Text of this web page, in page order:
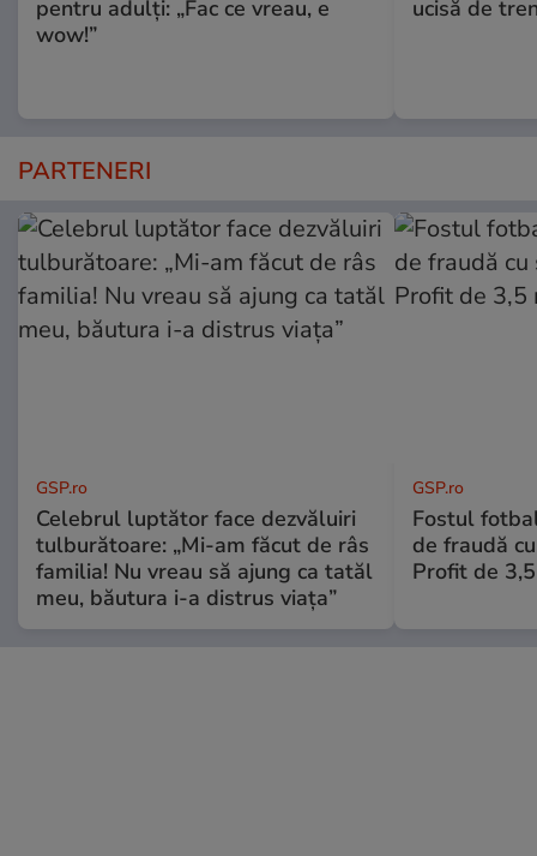
pentru adulți: „Fac ce vreau, e
wow!”
ucisă de
PARTENERI
GSP.ro
Celebrul luptător face dezvăluiri
tulburătoare: „Mi-am făcut de râs
familia! Nu vreau să ajung ca tatăl
meu, băutura i-a distrus viața”
GSP.ro
Fostul
de fraudă
Profit de